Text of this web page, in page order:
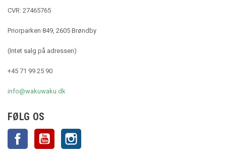
CVR: 27465765
Priorparken 849, 2605 Brøndby
(Intet salg på adressen)
+45 71 99 25 90
info@wakuwaku.dk
FØLG OS
Facebook YouTube